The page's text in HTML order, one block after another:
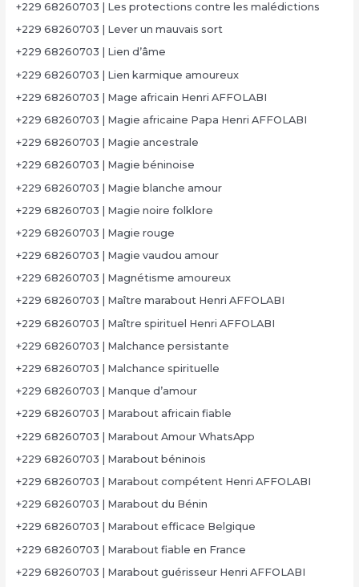
+229 68260703 | Les protections contre les malédictions
+229 68260703 | Lever un mauvais sort
+229 68260703 | Lien d’âme
+229 68260703 | Lien karmique amoureux
+229 68260703 | Mage africain Henri AFFOLABI
+229 68260703 | Magie africaine Papa Henri AFFOLABI
+229 68260703 | Magie ancestrale
+229 68260703 | Magie béninoise
+229 68260703 | Magie blanche amour
+229 68260703 | Magie noire folklore
+229 68260703 | Magie rouge
+229 68260703 | Magie vaudou amour
+229 68260703 | Magnétisme amoureux
+229 68260703 | Maître marabout Henri AFFOLABI
+229 68260703 | Maître spirituel Henri AFFOLABI
+229 68260703 | Malchance persistante
+229 68260703 | Malchance spirituelle
+229 68260703 | Manque d’amour
+229 68260703 | Marabout africain fiable
+229 68260703 | Marabout Amour WhatsApp
+229 68260703 | Marabout béninois
+229 68260703 | Marabout compétent Henri AFFOLABI
+229 68260703 | Marabout du Bénin
+229 68260703 | Marabout efficace Belgique
+229 68260703 | Marabout fiable en France
+229 68260703 | Marabout guérisseur Henri AFFOLABI